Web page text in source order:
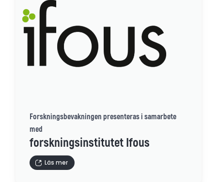
Forskningsbevakningen presenteras i samarbete
med
forskningsinstitutet Ifous
Läs mer